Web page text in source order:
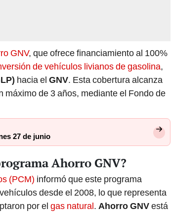
GNV, que ofrece financiamiento al 100%
de vehículos livianos de gasolina,
hacia el GNV. Esta cobertura alcanza
máximo de 3 años, mediante el Fondo de
27 de junio
Ahorro GNV?
(PCM) informó que este programa
desde el 2008, lo que representa
por el gas natural. Ahorro GNVestá